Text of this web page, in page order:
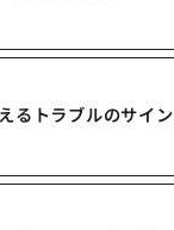
るトラブルのサイン